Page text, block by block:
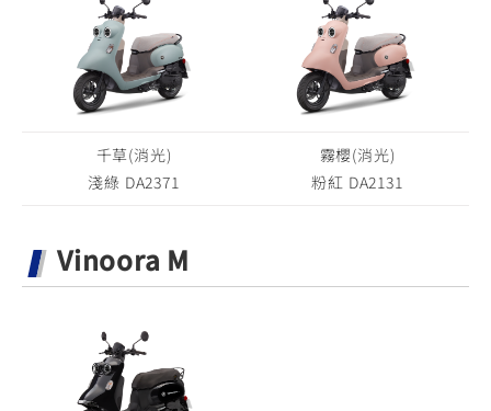
千草(消光)
淺綠 DA2371
霧櫻(消光)
粉紅 DA2131
Vinoora M